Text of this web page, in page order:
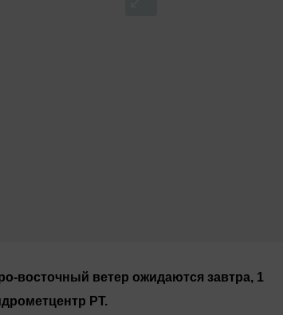
восточный ветер ожидаются завтра, 1
РТ.